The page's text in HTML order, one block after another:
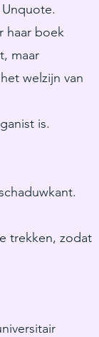
haar boek
maar
welzijn van
is.
trekken, zodat